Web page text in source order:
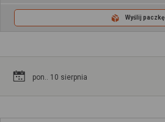
Wyślij paczkę
pon.. 10 sierpnia